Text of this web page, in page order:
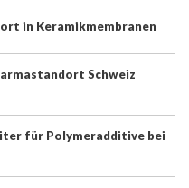
in Keramikmembranen
Schweiz
für Polymeradditive bei